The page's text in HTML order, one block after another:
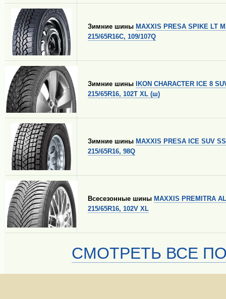
Зимние шины MAXXIS PRESA SPIKE LT
215/65R16C, 109/107Q
Зимние шины
IKON CHARACTER ICE 8
215/65R16, 102T XL (ш)
Зимние шины MAXXIS PRESA ICE SUV
215/65R16, 98Q
Всесезонные шины MAXXIS PREMITRA
215/65R16, 102V XL
СМОТРЕТЬ ВСЕ